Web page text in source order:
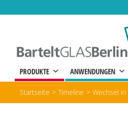
PRODUKTE ANWENDUNGEN
Startseite Timeline Wechsel